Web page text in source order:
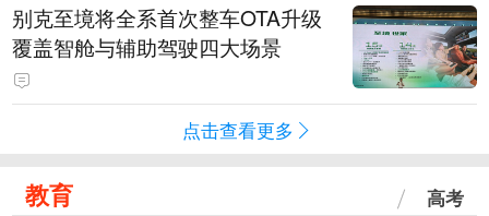
别克至境将全系首次整车OTA升级
覆盖智舱与辅助驾驶四大场景
点击查看更多
教育 高考